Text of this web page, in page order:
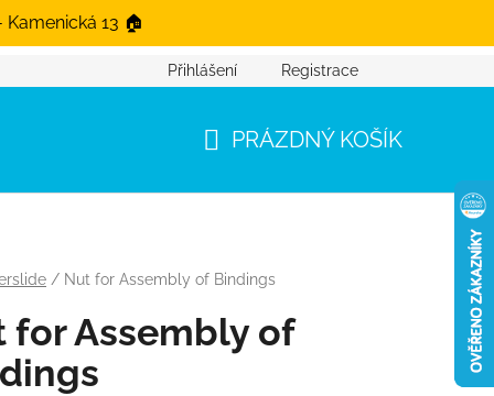
13 🏠
Přihlášení Registrace
PRÁZDNÝ KOŠÍK
/ Nut for Assembly of Bindings
for Assembly of